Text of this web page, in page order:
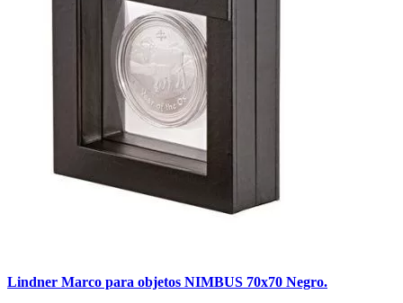
Lindner Marco para objetos NIMBUS 70x70 Negro.